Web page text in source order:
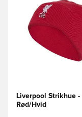
Liverpool Strikhue -
Rød/Hvid